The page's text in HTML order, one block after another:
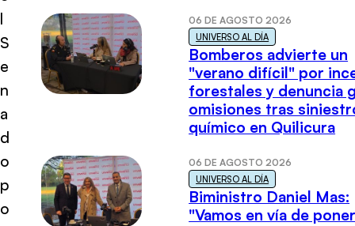
l
S
e
n
a
d
o
p
o
06 DE AGOSTO 2026
UNIVERSO AL DÍA
Bomberos advierte un
"verano difícil" por
forestales y denuncia
omisiones tras
químico en Quilicura
06 DE AGOSTO 2026
UNIVERSO AL DÍA
Biministro Daniel Mas:
"Vamos en vía de